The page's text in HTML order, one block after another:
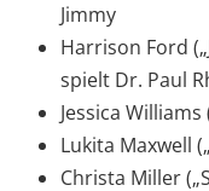
Jimmy
Harrison Ford
spielt Dr. Paul
Jessica
Lukita Maxwell
Christa Miller